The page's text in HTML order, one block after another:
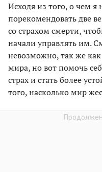
Исходя из того, о чем я
порекомендовать две
со страхом смерти,
начали управлять им.
невозможно, так же как
мира, но вот помочь
страх и стать более
того, насколько мир